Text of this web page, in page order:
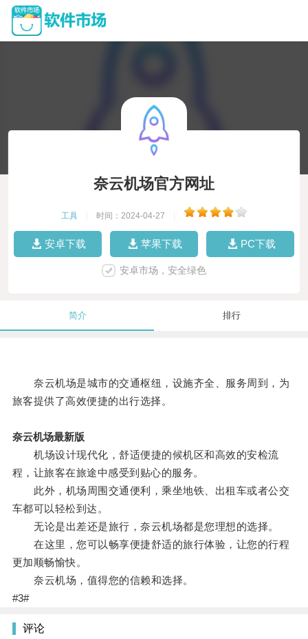
奈云机场官方网址
工具 时间：2024-04-27
安卓下载 苹果下载 PC下载
安卓市场，安全绿色
简介 排行
奈云机场是城市的交通枢纽，设施齐全、服务周到，为
旅客提供了高效便捷的出行选择。
奈云机场最新版
机场设计现代化，舒适便捷的候机区和高效的安检流
程，让旅客在旅途中感受到贴心的服务。
此外，机场周围交通便利，乘坐地铁、出租车或者公交
车都可以轻松到达。
无论是出差还是旅行，奈云机场都是您理想的选择。
在这里，您可以畅享便捷舒适的旅行体验，让您的行程
更加顺畅愉快。
奈云机场，值得您的信赖和选择。
#3#
评论